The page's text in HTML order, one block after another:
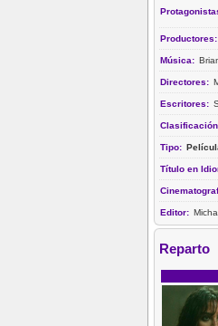
Productores:
Música:
Directores:
Escritores:
Tipo:
Título en
Editor:
Reparto